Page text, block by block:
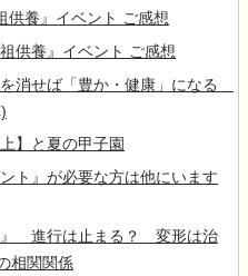
供養』イベント ご感想
供養』イベント ご感想
消せば「豊か・健康」になる
】と夏の甲子園
ト』が必要な方は他にいます
』 進行は止まる？ 変形は治
相関関係